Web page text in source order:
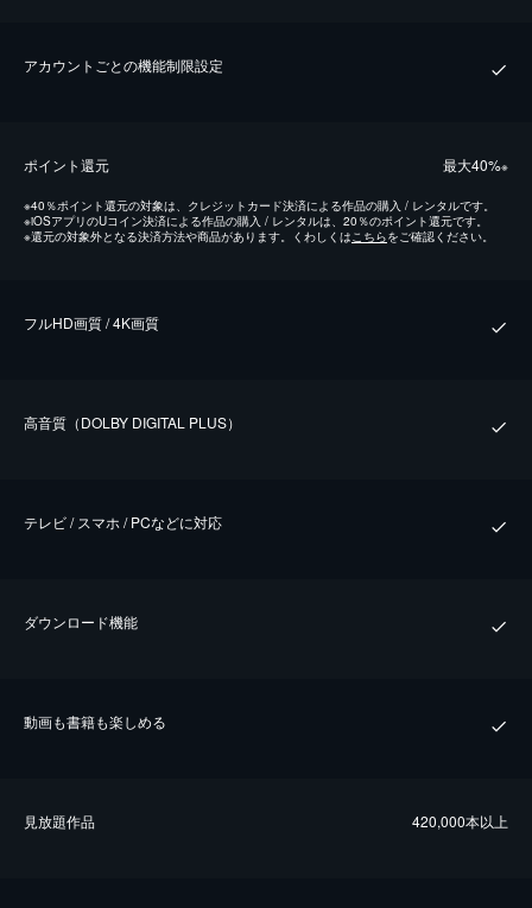
アカウントごとの機能制限設定
ポイント還元 最⼤40%※
※40％ポイント還元の対象は、クレジットカード決済による作品の購入 / レンタルです。
※iOSアプリのUコイン決済による作品の購入 / レンタルは、20％のポイント還元です。
※還元の対象外となる決済方法や商品があります。くわしくはこちらをご確認ください。
フルHD画質 / 4K画質
⾼⾳質（DOLBY DIGITAL PLUS）
テレビ / スマホ / PCなどに対応
ダウンロード機能
動画も書籍も楽しめる
⾒放題作品 420,000本以上